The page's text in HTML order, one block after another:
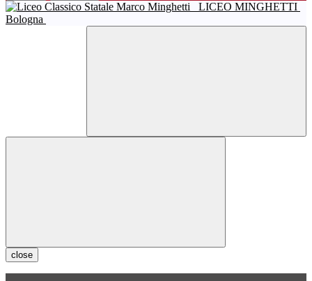
LICEO MINGHETTI
Bologna
close